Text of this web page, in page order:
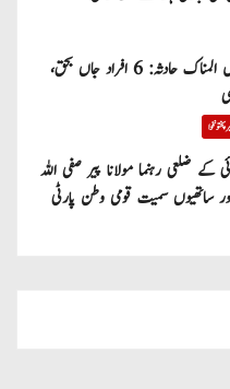
کرک میں المناک حادثہ: 6 افراد جاں بحق،
کے ضلعی رہنما مولانا پیر صفی اللہ
ساتھیوں سمیت قومی وطن پارٹی